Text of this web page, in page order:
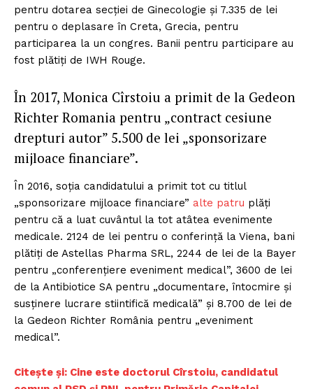
pentru dotarea secției de Ginecologie și 7.335 de lei
pentru o deplasare în Creta, Grecia, pentru
participarea la un congres. Banii pentru participare au
fost plătiți de IWH Rouge.
În 2017, Monica Cîrstoiu a primit de la Gedeon
Richter Romania pentru „contract cesiune
drepturi autor” 5.500 de lei „sponsorizare
mijloace financiare”.
În 2016, soția candidatului a primit tot cu titlul
„sponsorizare mijloace financiare” alte patru plăți
pentru că a luat cuvântul la tot atâtea evenimente
medicale. 2124 de lei pentru o conferință la Viena, bani
plătiți de Astellas Pharma SRL, 2244 de lei de la Bayer
pentru „conferențiere eveniment medical”, 3600 de lei
de la Antibiotice SA pentru „documentare, întocmire și
susținere lucrare stiintifică medicală” și 8.700 de lei de
la Gedeon Richter România pentru „eveniment
medical”.
Citește și: Cine este doctorul Cîrstoiu, candidatul